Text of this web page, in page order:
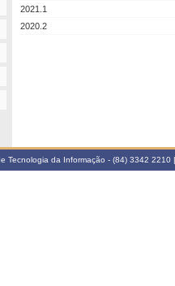
2021.1
2020.2
Tecnologia da Informação - (84) 3342